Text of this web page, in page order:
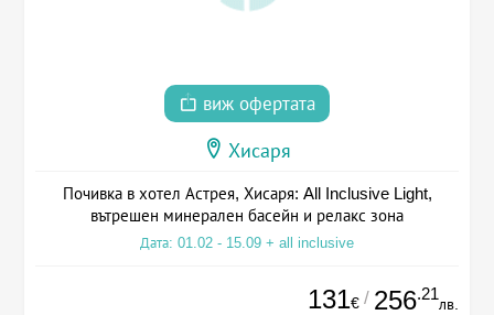
виж офертата
Хисаря
Почивка в хотел Астрея, Хисаря: All Inclusive Light,
вътрешен минерален басейн и релакс зона
Дата: 01.02 - 15.09 + all inclusive
131€ / 256.21
лв.